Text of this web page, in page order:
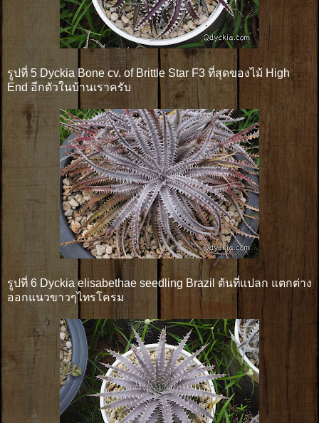
รูปที่ 5 Dyckia Bone cv. of Brittle Star F3 ที่สุดของไม้ High
End อีกตัวในบ้านเราครับ
รูปที่ 6 Dyckia elisabethae seedling Brazil ต้นที่แปลก แตกต่าง
ออกแนวขาวๆไทรโครม